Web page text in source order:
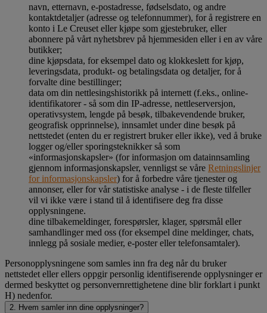
navn, etternavn, e-postadresse, fødselsdato, og andre
kontaktdetaljer (adresse og telefonnummer), for å registrere en
konto i Le Creuset eller kjøpe som gjestebruker, eller
abonnere på vårt nyhetsbrev på hjemmesiden eller i en av våre
butikker;
dine kjøpsdata, for eksempel dato og klokkeslett for kjøp,
leveringsdata, produkt- og betalingsdata og detaljer, for å
forvalte dine bestillinger;
data om din nettlesingshistorikk på internett (f.eks., online-
identifikatorer - så som din IP-adresse, nettleserversjon,
operativsystem, lengde på besøk, tilbakevendende bruker,
geografisk opprinnelse), innsamlet under dine besøk på
nettstedet (enten du er registrert bruker eller ikke), ved å bruke
logger og/eller sporingsteknikker så som
«informasjonskapsler» (for informasjon om datainnsamling
gjennom informasjonskapsler, vennligst se våre Retningslinjer
for informasjonskapsler) for å forbedre våre tjenester og
annonser, eller for vår statistiske analyse - i de fleste tilfeller
vil vi ikke være i stand til å identifisere deg fra disse
opplysningene.
dine tilbakemeldinger, forespørsler, klager, spørsmål eller
samhandlinger med oss (for eksempel dine meldinger, chats,
innlegg på sosiale medier, e-poster eller telefonsamtaler).
Personopplysningene som samles inn fra deg når du bruker
nettstedet eller ellers oppgir personlig identifiserende opplysninger er
dermed beskyttet og personvernrettighetene dine blir forklart i punkt
H) nedenfor.
2. Hvem samler inn dine opplysninger?